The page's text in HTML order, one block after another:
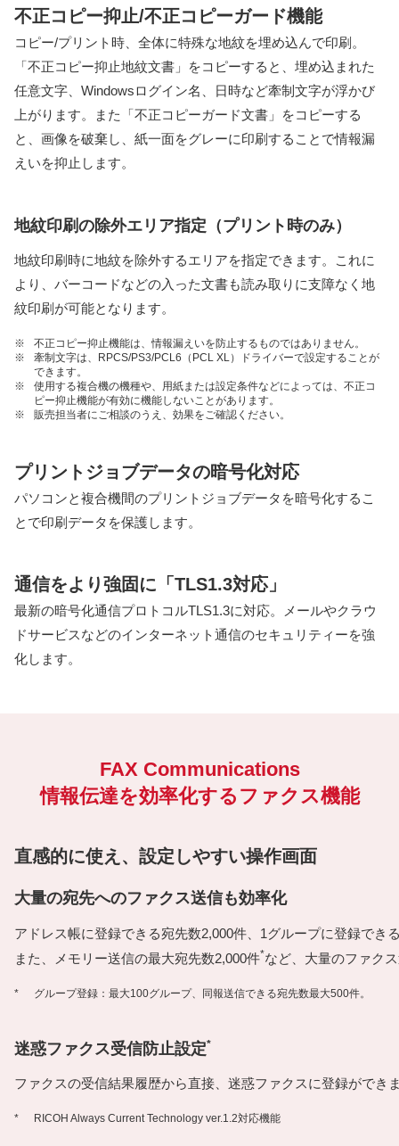
不正コピー抑止/不正コピーガード機能
コピー/プリント時、全体に特殊な地紋を埋め込んで印刷。
「不正コピー抑止地紋文書」をコピーすると、埋め込まれた
任意文字、Windowsログイン名、日時など牽制文字が浮かび
上がります。また「不正コピーガード文書」をコピーする
と、画像を破棄し、紙一面をグレーに印刷することで情報漏
えいを抑止します。
地紋印刷の除外エリア指定（プリント時のみ）
地紋印刷時に地紋を除外するエリアを指定できます。これに
より、バーコードなどの入った文書も読み取りに支障なく地
紋印刷が可能となります。
※
不正コピー抑止機能は、情報漏えいを防止するものではありません。
※
牽制文字は、RPCS/PS3/PCL6（PCL XL）ドライバーで設定することが
できます。
※
使用する複合機の機種や、用紙または設定条件などによっては、不正コ
ピー抑止機能が有効に機能しないことがあります。
※
販売担当者にご相談のうえ、効果をご確認ください。
プリントジョブデータの暗号化対応
パソコンと複合機間のプリントジョブデータを暗号化するこ
とで印刷データを保護します。
通信をより強固に「TLS1.3対応」
最新の暗号化通信プロトコルTLS1.3に対応。メールやクラウ
ドサービスなどのインターネット通信のセキュリティーを強
化します。
FAX Communications
情報伝達を効率化するファクス機能
直感的に使え、設定しやすい操作画面
大量の宛先へのファクス送信も効率化
アドレス帳に登録できる宛先数2,000件、1グループに登録でき
また、メモリー送信の最大宛先数2,000件*など、大量のファク
* グループ登録：最大100グループ、同報送信できる宛先数最大500件。
迷惑ファクス受信防止設定*
ファクスの受信結果履歴から直接、迷惑ファクスに登録ができ
* RICOH Always Current Technology ver.1.2対応機能